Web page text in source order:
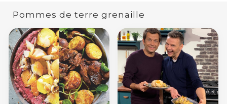
Pommes de terre grenaille